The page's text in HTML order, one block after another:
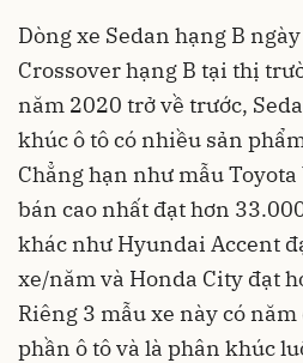
Dòng xe Sedan hạng B
Crossover hạng B tại thị
năm 2020 trở về trước,
khúc ô tô có nhiều sản
Chẳng hạn như mẫu
bán cao nhất đạt hơn
khác như Hyundai Accent
xe/năm và Honda City đạt
Riêng 3 mẫu xe này có
phần ô tô và là phân khúc